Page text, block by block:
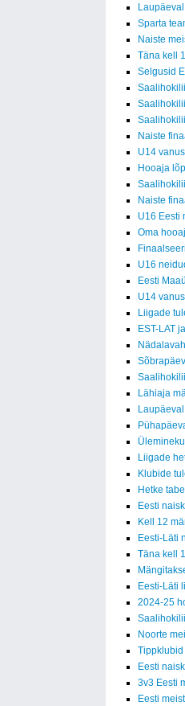
Sparta
Naiste
Täna kell
Selgusid
Naiste
U14
Hooaja
Naiste
U16 Eesti
Oma
U16
Eesti
U14
Liigade
EST-LAT
Lähiaja
Liigade
Klubide
Hetke
Eesti
Kell 12
Eesti-Läti
Täna kell
Eesti-Läti
2024-25
Noorte
Eesti
3v3 Eesti
Eesti